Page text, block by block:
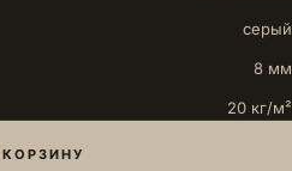
серый
8 мм
20 кг/м²